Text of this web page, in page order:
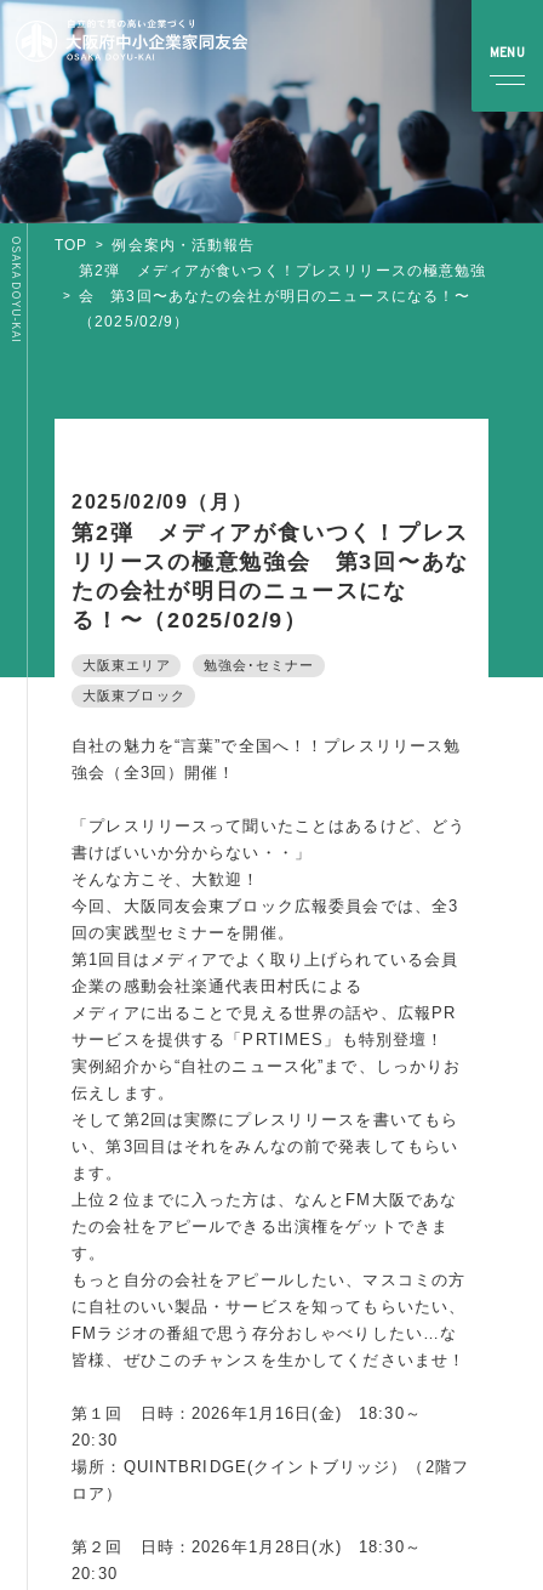
活動内容
同好会活動
同友会の地域づくり
地域経済
キャリア教育
例会案内・活動報告
よくある質問
TOP
例会案内・活動報告
第2弾 メディアが食いつく！プレスリリースの極意勉強
会 第3回〜あなたの会社が明日のニュースになる！〜
（2025/02/9）
OSAKA DOYU-KAI
2025/02/09（月）
第2弾 メディアが食いつく！プレス
リリースの極意勉強会 第3回〜あな
たの会社が明日のニュースにな
る！〜（2025/02/9）
大阪東エリア 勉強会･セミナー
大阪東ブロック
自社の魅力を“言葉”で全国へ！！プレスリリース勉
強会（全3回）開催！
「プレスリリースって聞いたことはあるけど、どう
書けばいいか分からない・・」
そんな方こそ、大歓迎！
今回、大阪同友会東ブロック広報委員会では、全3
回の実践型セミナーを開催。
第1回目はメディアでよく取り上げられている会員
企業の感動会社楽通代表田村氏による
メディアに出ることで見える世界の話や、広報PR
サービスを提供する「PRTIMES」も特別登壇！
実例紹介から“自社のニュース化”まで、しっかりお
伝えします。
そして第2回は実際にプレスリリースを書いてもら
い、第3回目はそれをみんなの前で発表してもらい
ます。
上位２位までに入った方は、なんとFM大阪であな
たの会社をアピールできる出演権をゲットできま
す。
もっと自分の会社をアピールしたい、マスコミの方
に自社のいい製品・サービスを知ってもらいたい、
FMラジオの番組で思う存分おしゃべりしたい…な
皆様、ぜひこのチャンスを生かしてくださいませ！
第１回 日時：2026年1月16日(金) 18:30～
20:30
場所：QUINTBRIDGE(クイントブリッジ）（2階フ
ロア）
第２回 日時：2026年1月28日(水) 18:30～
20:30